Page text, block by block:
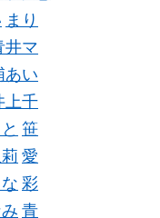
まり
井マ
あい
上千
笹
愛
彩
青